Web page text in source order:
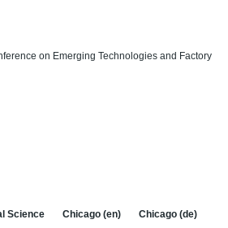
on Emerging Technologies and Factory
Science Chicago (en) Chicago (de)